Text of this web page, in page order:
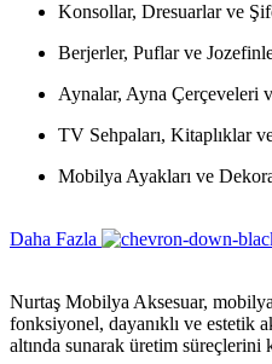
Konsollar, Dresuarlar ve
Berjerler, Puflar ve
Aynalar, Ayna Çerçeveleri
TV Sehpaları, Kitaplıklar
Mobilya Ayakları ve
Daha Fazla
Nurtaş Mobilya Aksesuar,
fonksiyonel, dayanıklı ve estetik
altında sunarak üretim süreçlerini